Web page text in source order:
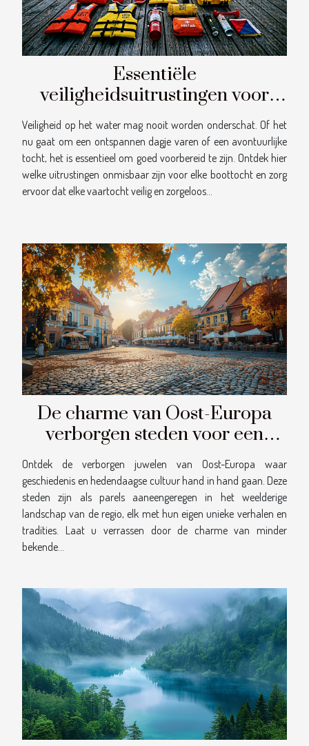
Essentiële
veiligheidsuitrustingen voor
elke boottocht: Een overzicht
Veiligheid op het water mag nooit worden onderschat. Of het
nu gaat om een ontspannen dagje varen of een avontuurlijke
tocht, het is essentieel om goed voorbereid te zijn. Ontdek hier
welke uitrustingen onmisbaar zijn voor elke boottocht en zorg
ervoor dat elke vaartocht veilig en zorgeloos...
De charme van Oost-Europa
verborgen steden voor een
unieke citytrip
Ontdek de verborgen juwelen van Oost-Europa waar
geschiedenis en hedendaagse cultuur hand in hand gaan. Deze
steden zijn als parels aaneengeregen in het weelderige
landschap van de regio, elk met hun eigen unieke verhalen en
tradities. Laat u verrassen door de charme van minder
bekende...